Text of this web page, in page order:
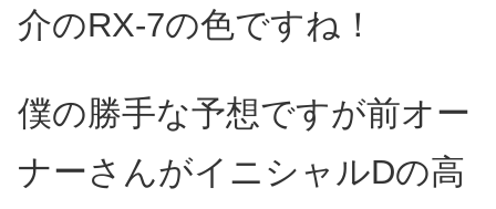
介のRX-7の色ですね！
僕の勝手な予想ですが前オー
ナーさんがイニシャルDの高